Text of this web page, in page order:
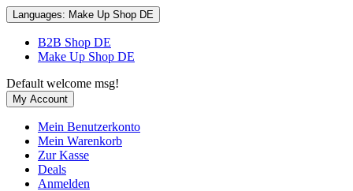
Languages: Make Up Shop DE
B2B Shop DE
Make Up Shop DE
Default welcome msg!
My Account
Mein Benutzerkonto
Mein Warenkorb
Zur Kasse
Deals
Anmelden